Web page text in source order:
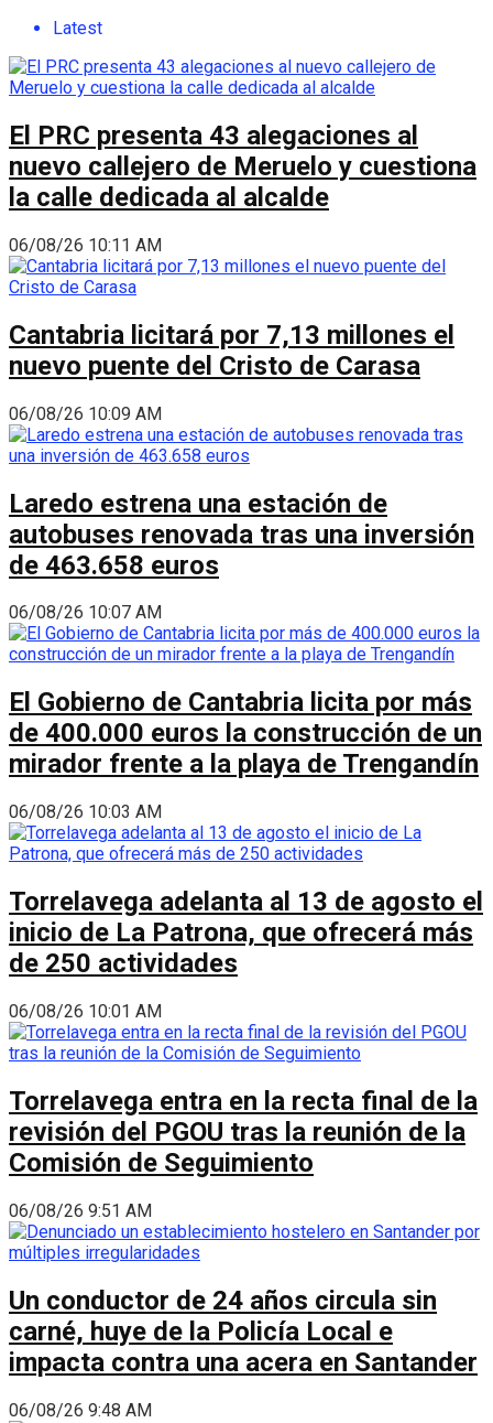
Latest
El PRC presenta 43 alegaciones al
nuevo callejero de Meruelo y cuestiona
la calle dedicada al alcalde
06/08/26 10:11 AM
Cantabria licitará por 7,13 millones el
nuevo puente del Cristo de Carasa
06/08/26 10:09 AM
Laredo estrena una estación de
autobuses renovada tras una inversión
de 463.658 euros
06/08/26 10:07 AM
El Gobierno de Cantabria licita por más
de 400.000 euros la construcción de un
mirador frente a la playa de Trengandín
06/08/26 10:03 AM
Torrelavega adelanta al 13 de agosto el
inicio de La Patrona, que ofrecerá más
de 250 actividades
06/08/26 10:01 AM
Torrelavega entra en la recta final de la
revisión del PGOU tras la reunión de la
Comisión de Seguimiento
06/08/26 9:51 AM
Un conductor de 24 años circula sin
carné, huye de la Policía Local e
impacta contra una acera en Santander
06/08/26 9:48 AM